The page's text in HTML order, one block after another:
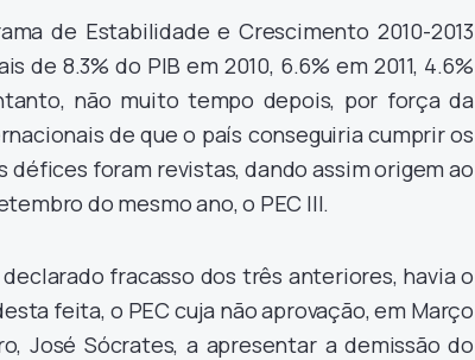
de Estabilidade e Crescimento 2010-2013
de 8.3% do PIB em 2010, 6.6% em 2011, 4.6%
não muito tempo depois, por força da
de que o país conseguiria cumprir os
défices foram revistas, dando assim origem ao
do mesmo ano, o PEC III.
fracasso dos três anteriores, havia o
feita, o PEC cuja não aprovação, em Março
José Sócrates, a apresentar a demissão do